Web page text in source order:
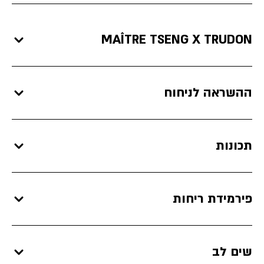
MAÎTRE TSENG X TRUDON
ההשראה לניחוח
תכונות
פירמידת ריחות
שים לב